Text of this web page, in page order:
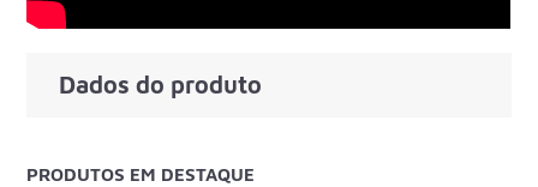
Dados do produto
PRODUTOS EM DESTAQUE